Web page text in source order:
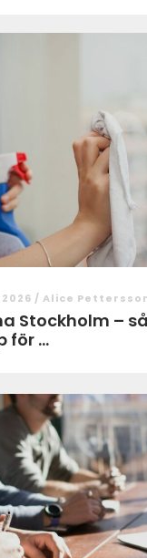
/ Alice
Stockholm –
för ...